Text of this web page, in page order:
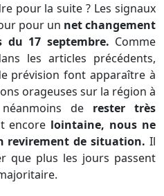
pour un net changement
17 septembre. Comme
les articles précédents,
prévision font apparaître à
orageuses sur la région à
de rester très
encore lointaine, nous ne
revirement de situation. Il
que plus les jours passent